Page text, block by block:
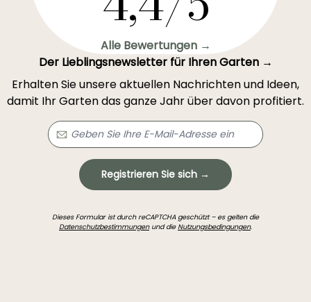
Alle Bewertungen →
Der Lieblingsnewsletter für Ihren Garten →
Erhalten Sie unsere aktuellen Nachrichten und Ideen,
damit Ihr Garten das ganze Jahr über davon profitiert.
Registrieren Sie sich →
Dieses Formular ist durch reCAPTCHA geschützt – es gelten die
Datenschutzbestimmungenund dieNutzungsbedingungen.